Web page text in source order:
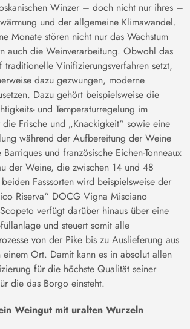
Winzer – doch nicht nur ihres –
und der allgemeine Klimawandel.
Monate stören nicht nur das Wachstum
auch die Weinverarbeitung. Obwohl das
traditionelle Vinifizierungsverfahren setzt,
dazu gezwungen, moderne
Dazu gehört beispielsweise die
und Temperaturregelung im
Frische und „Knackigkeit“ sowie eine
während der Aufbereitung der Weine
und französische Eichen-Tonneaux
der Weine, die zwischen 14 und 48
Fasssorten wird beispielsweise der
Riserva“ DOCG Vigna Misciano
verfügt darüber hinaus über eine
und steuert somit alle
von der Pike bis zu Auslieferung aus
Ort. Damit kann es in absolut allen
für die höchste Qualität seiner
die das Borgo einsteht.
Weingut mit uralten Wurzeln